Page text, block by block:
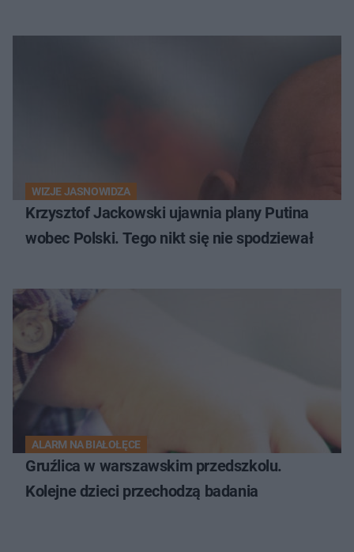
WIZJE JASNOWIDZA
Krzysztof Jackowski ujawnia plany Putina
wobec Polski. Tego nikt się nie spodziewał
ALARM NA BIAŁOŁĘCE
Gruźlica w warszawskim przedszkolu.
Kolejne dzieci przechodzą badania